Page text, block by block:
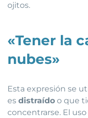
ojitos.
«Tener la
nubes»
Esta expresión se
es distraído o que
concentrarse. El